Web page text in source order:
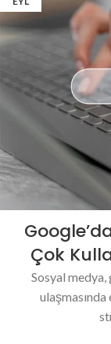
Çok
Sosyal